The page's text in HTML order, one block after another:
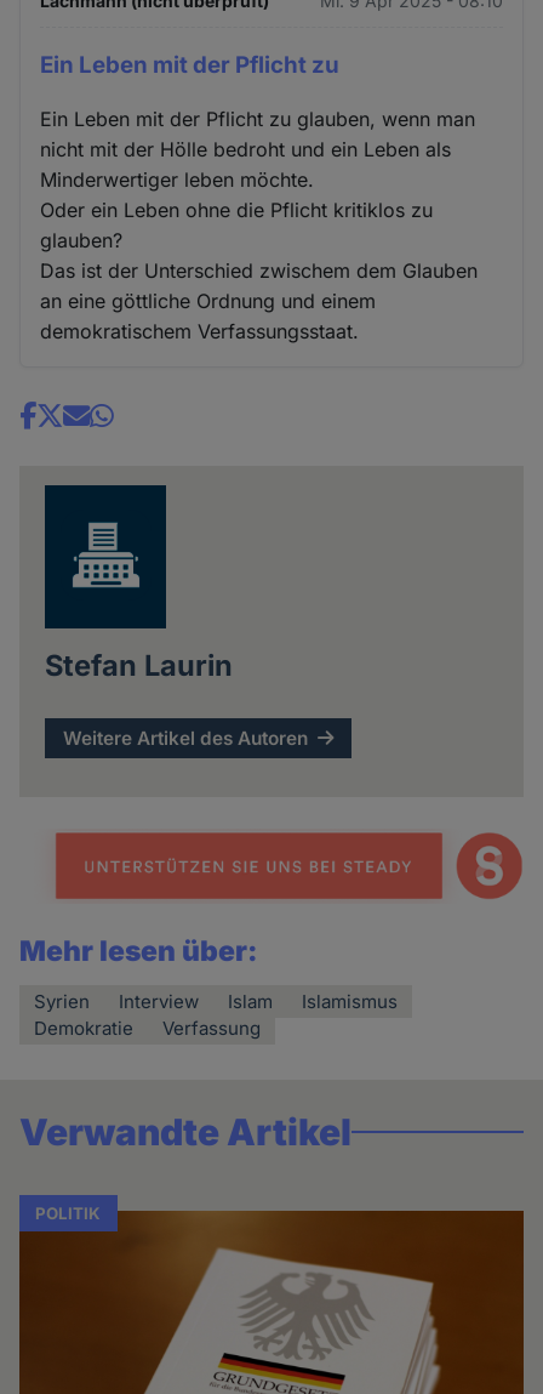
Ein Leben mit der Pflicht zu
Ein Leben mit der Pflicht zu glauben, wenn man
nicht mit der Hölle bedroht und ein Leben als
Minderwertiger leben möchte.
Oder ein Leben ohne die Pflicht kritiklos zu
glauben?
Das ist der Unterschied zwischem dem Glauben
an eine göttliche Ordnung und einem
demokratischem Verfassungsstaat.
Share
Stefan Laurin
Weitere Artikel des Autoren
Mehr lesen über:
Syrien Interview Islam
Islamismus
Demokratie
Verfassung
Verwandte Artikel
POLITIK